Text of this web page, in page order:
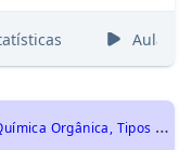
Aulas
U
FLA 2008 - Química - Química Orgânica, Tipos de Reagentes e Mecanismos das Reações Orgânicas.